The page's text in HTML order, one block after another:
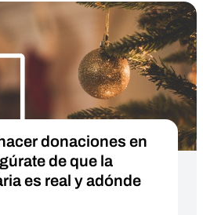
donaciones en
de que la
es real y adónde